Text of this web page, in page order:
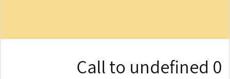
0 Call to undefined